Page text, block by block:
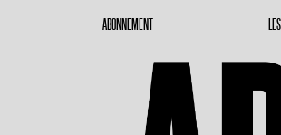
ABONNEMENT